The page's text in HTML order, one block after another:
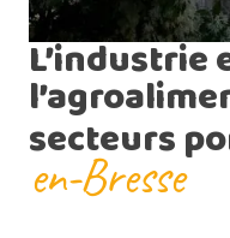
L’industrie
secteurs
en-Bresse